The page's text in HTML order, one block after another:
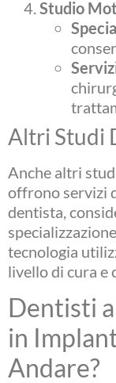
Studio
Altri Studi
Anche altri
offrono servizi
dentista,
tecnologia
livello di cura e
Dentisti
in
Andare?